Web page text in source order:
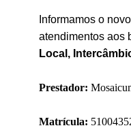
Informamos o
atendimentos aos
Local,
Prestador:
Matrícula: